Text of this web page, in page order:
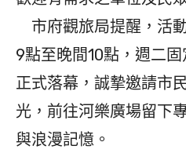
市府觀旅局提醒，活
9點至晚間10點，週二
正式落幕，誠摯邀請市
光，前往河樂廣場留下
與浪漫記憶。